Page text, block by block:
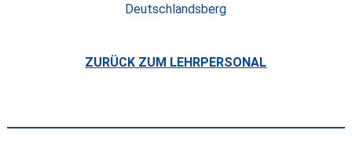
Deutschlandsberg
ZURÜCK ZUM LEHRPERSONAL